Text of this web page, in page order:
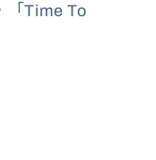
「Time To